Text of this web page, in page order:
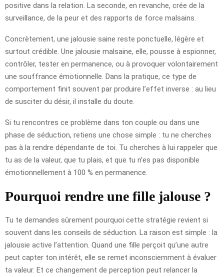
positive dans la relation. La seconde, en revanche, crée de la
surveillance, de la peur et des rapports de force malsains.
Concrètement, une jalousie saine reste ponctuelle, légère et
surtout crédible. Une jalousie malsaine, elle, pousse à espionner,
contrôler, tester en permanence, ou à provoquer volontairement
une souffrance émotionnelle. Dans la pratique, ce type de
comportement finit souvent par produire l’effet inverse : au lieu
de susciter du désir, il installe du doute.
Si tu rencontres ce problème dans ton couple ou dans une
phase de séduction, retiens une chose simple : tu ne cherches
pas à la rendre dépendante de toi. Tu cherches à lui rappeler que
tu as de la valeur, que tu plais, et que tu n’es pas disponible
émotionnellement à 100 % en permanence.
Pourquoi rendre une fille jalouse ?
Tu te demandes sûrement pourquoi cette stratégie revient si
souvent dans les conseils de séduction. La raison est simple : la
jalousie active l’attention. Quand une fille perçoit qu’une autre
peut capter ton intérêt, elle se remet inconsciemment à évaluer
ta valeur. Et ce changement de perception peut relancer la